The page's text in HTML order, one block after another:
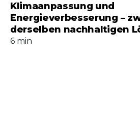
Klimaanpassung und
Energieverbesserung –
derselben nachhaltigen
6 min